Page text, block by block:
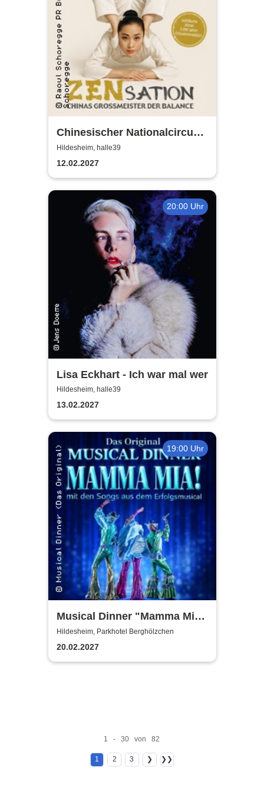
Chinesischer Nationalcircus -
ZENsation - Chinas
Grossmeister der Balance
Hildesheim, halle39
12.02.2027
20:00 Uhr
Lisa Eckhart - Ich war mal wer
Hildesheim, halle39
13.02.2027
19:00 Uhr
Musical Dinner "Mamma Mia
Special"
Hildesheim, Parkhotel Berghölzchen
20.02.2027
1 - 30 von 82
1 2 3 ❯ ❯❯